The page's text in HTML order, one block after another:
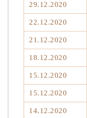
29.12.2020
22.12.2020
21.12.2020
18.12.2020
15.12.2020
15.12.2020
14.12.2020